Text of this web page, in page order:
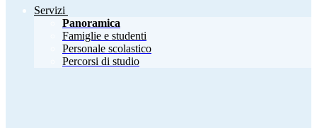
Servizi
Panoramica
Famiglie e studenti
Personale scolastico
Percorsi di studio